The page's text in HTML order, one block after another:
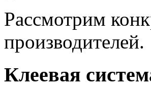
Рассмотрим
производителей.
Клеевая